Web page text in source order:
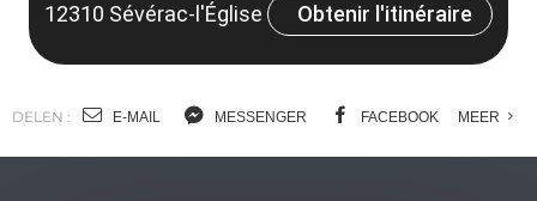
12310 Sévérac-l'Église
Obtenir l'itinéraire
DELEN : E-MAIL MESSENGER FACEBOOK MEER